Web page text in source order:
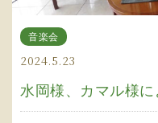
音楽会
2024.5.23
水岡様、カマル様に